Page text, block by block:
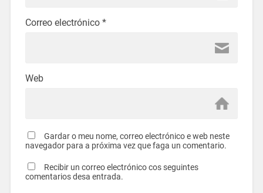
Correo electrónico *
Web
Gardar o meu nome, correo electrónico e web neste
navegador para a próxima vez que faga un comentario.
Recibir un correo electrónico cos seguintes
comentarios desa entrada.